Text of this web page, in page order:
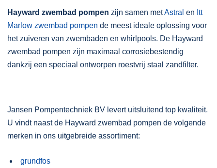
Hayward zwembad pompen zijn samen metAstral en Itt
Marlow zwembad pompen de meest ideale oplossing voor
het zuiveren van zwembaden en whirlpools. De Hayward
zwembad pompen zijn maximaal corrosiebestendig
dankzij een speciaal ontworpen roestvrij staal zandfilter.
Jansen Pompentechniek BV levert uitsluitend top kwaliteit.
U vindt naast de Hayward zwembad pompen de volgende
merken in ons uitgebreide assortiment:
grundfos